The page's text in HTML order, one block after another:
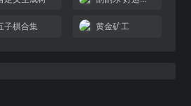
子棋合集 黄金矿工